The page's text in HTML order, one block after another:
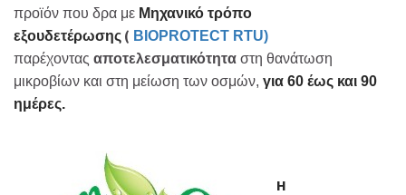
προϊόν που δρα με Μηχανικό τρόπο
εξουδετέρωσης ( BIOPROTECT RTU)
παρέχοντας αποτελεσματικότητα στη θανάτωση
μικροβίων και στη μείωση των οσμών, για 60 έως και 90
ημέρες.
Η